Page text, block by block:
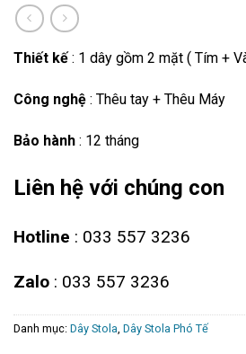
Thiết kế : 1 dây gồm 2 mặt ( Tím +
Công nghệ : Thêu tay + Thêu Máy
Bảo hành : 12 tháng
Liên hệ với chúng con
Hotline : 033 557 3236
Zalo : 033 557 3236
Danh mục: Dây Stola, Dây Stola Phó Tế